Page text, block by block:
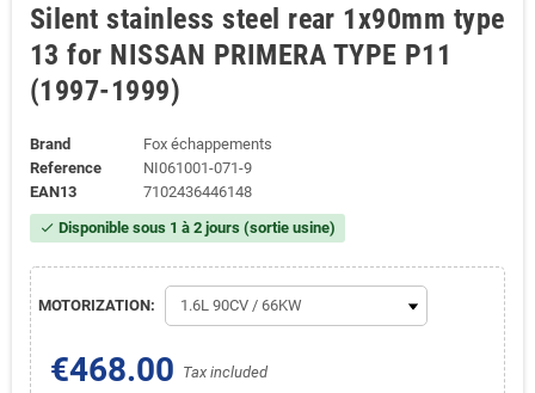
Silent stainless steel rear 1x90mm type
13 for NISSAN PRIMERA TYPE P11
(1997-1999)
Brand
Fox échappements
Reference
NI061001-071-9
EAN13
7102436446148
check Disponible sous 1 à 2 jours (sortie usine)
MOTORIZATION:
€468.00 Tax included